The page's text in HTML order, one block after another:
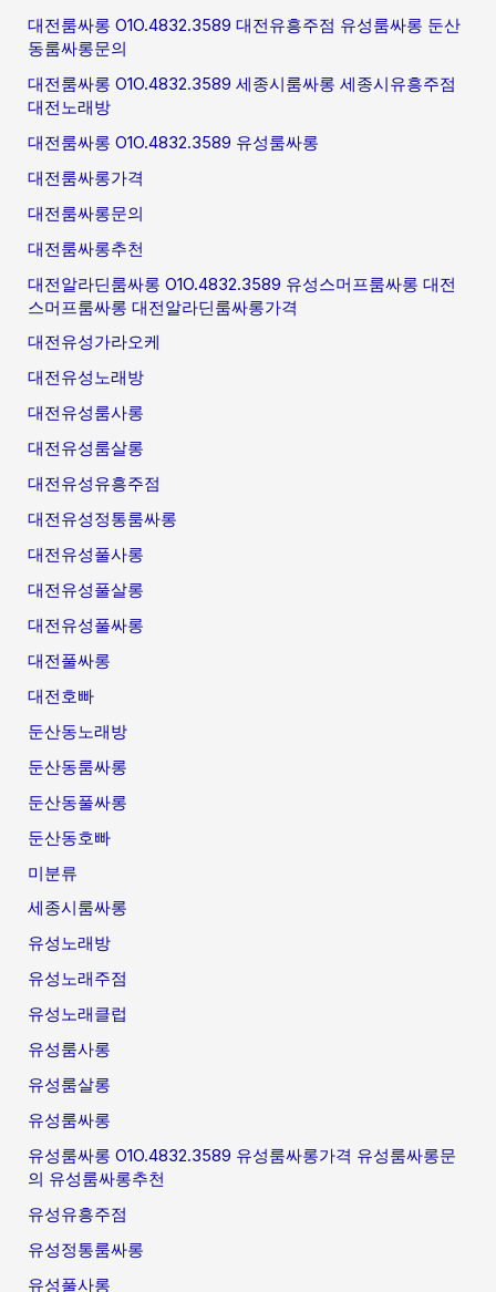
대전룸싸롱 O1O.4832.3589 대전유흥주점 유성룸싸롱 둔산
동룸싸롱문의
대전룸싸롱 O1O.4832.3589 세종시룸싸롱 세종시유흥주점
대전노래방
대전룸싸롱 O1O.4832.3589 유성룸싸롱
대전룸싸롱가격
대전룸싸롱문의
대전룸싸롱추천
대전알라딘룸싸롱 O1O.4832.3589 유성스머프룸싸롱 대전
스머프룸싸롱 대전알라딘룸싸롱가격
대전유성가라오케
대전유성노래방
대전유성룸사롱
대전유성룸살롱
대전유성유흥주점
대전유성정통룸싸롱
대전유성풀사롱
대전유성풀살롱
대전유성풀싸롱
대전풀싸롱
대전호빠
둔산동노래방
둔산동룸싸롱
둔산동풀싸롱
둔산동호빠
미분류
세종시룸싸롱
유성노래방
유성노래주점
유성노래클럽
유성룸사롱
유성룸살롱
유성룸싸롱
유성룸싸롱 O1O.4832.3589 유성룸싸롱가격 유성룸싸롱문
의 유성룸싸롱추천
유성유흥주점
유성정통룸싸롱
유성풀사롱